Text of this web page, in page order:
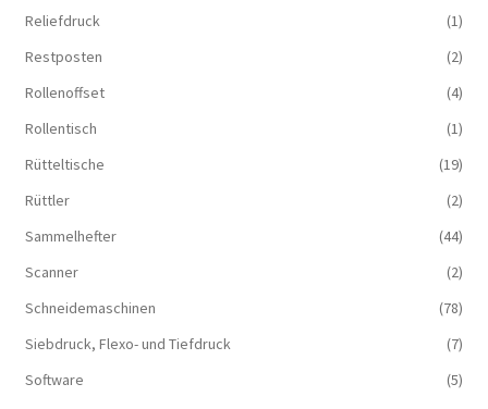
Reliefdruck
(1)
Restposten
(2)
Rollenoffset
(4)
Rollentisch
(1)
Rütteltische
(19)
Rüttler
(2)
Sammelhefter
(44)
Scanner
(2)
Schneidemaschinen
(78)
Siebdruck, Flexo- und Tiefdruck
(7)
Software
(5)